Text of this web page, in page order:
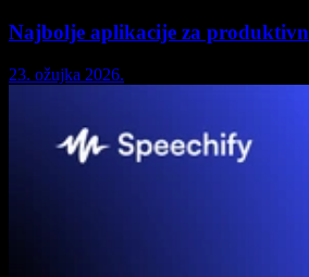
Najbolje aplikacije za
23. ožujka 2026.